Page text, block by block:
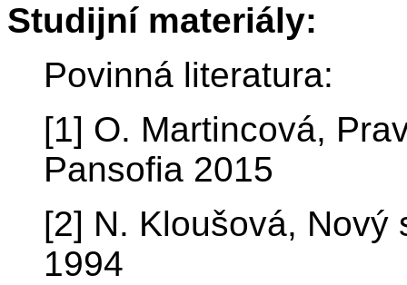
Studijní materiály:
Povinná literatura:
[1] O. Martincová,
Pansofia 2015
[2] N. Kloušová, Nový
1994